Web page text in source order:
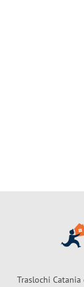
Traslochi